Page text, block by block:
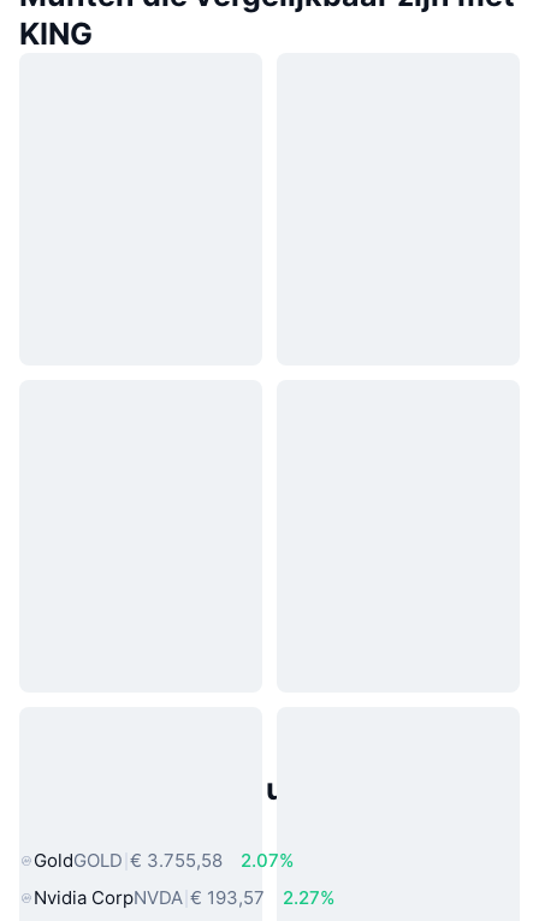
KING
Populaire activa uit de echte
GoldGOLD € 3.755,58
2.07%
Nvidia CorpNVDA € 193,57 2.27%